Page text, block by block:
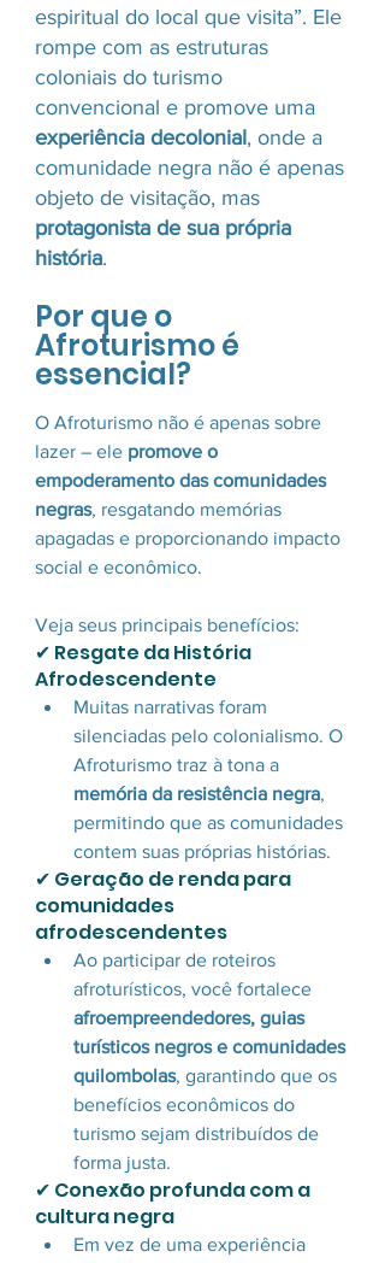
espiritual do local que visita”. Ele
rompe com as estruturas
coloniais do turismo
convencional e promove uma
experiência decolonial, onde a
comunidade negra não é apenas
objeto de visitação, mas
protagonista de sua própria
história.
Por que o
Afroturismo é
essencial?
O Afroturismo não é apenas sobre
lazer – ele promove o
empoderamento das comunidades
negras, resgatando memórias
apagadas e proporcionando impacto
social e econômico.
Veja seus principais benefícios:
✔ Resgate da História
Afrodescendente
Muitas narrativas foram
silenciadas pelo colonialismo. O
Afroturismo traz à tona a
memória da resistência negra,
permitindo que as comunidades
contem suas próprias histórias.
✔ Geração de renda para
comunidades
afrodescendentes
Ao participar de roteiros
afroturísticos, você fortalece
afroempreendedores, guias
turísticos negros e comunidades
quilombolas, garantindo que os
benefícios econômicos do
turismo sejam distribuídos de
forma justa.
✔ Conexão profunda com a
cultura negra
Em vez de uma experiência